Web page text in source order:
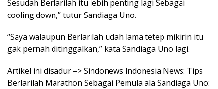
Sesudah Berlarilah itu lebih penting lagi Sebagai
cooling down,” tutur Sandiaga Uno.
“Saya walaupun Berlarilah udah lama tetep mikirin itu
gak pernah ditinggalkan,” kata Sandiaga Uno lagi.
Artikel ini disadur –> Sindonews Indonesia News: Tips
Berlarilah Marathon Sebagai Pemula ala Sandiaga Uno: